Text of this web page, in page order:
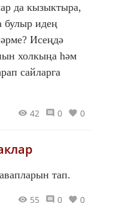
да кызыктыра,
булыр идең
Исеңдә
холкыңа һәм
сайларга
42 0 0
тап.
55 0 0